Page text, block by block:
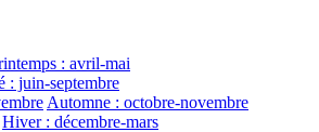
: avril-mai
: juin-septembre
Automne : octobre-novembre
Hiver : décembre-mars